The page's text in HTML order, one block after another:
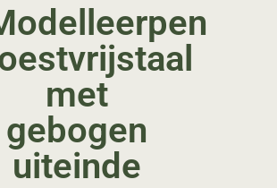
met
gebogen
uiteinde